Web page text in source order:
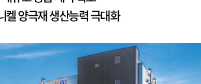
켈 양극재 생산능력 극대화